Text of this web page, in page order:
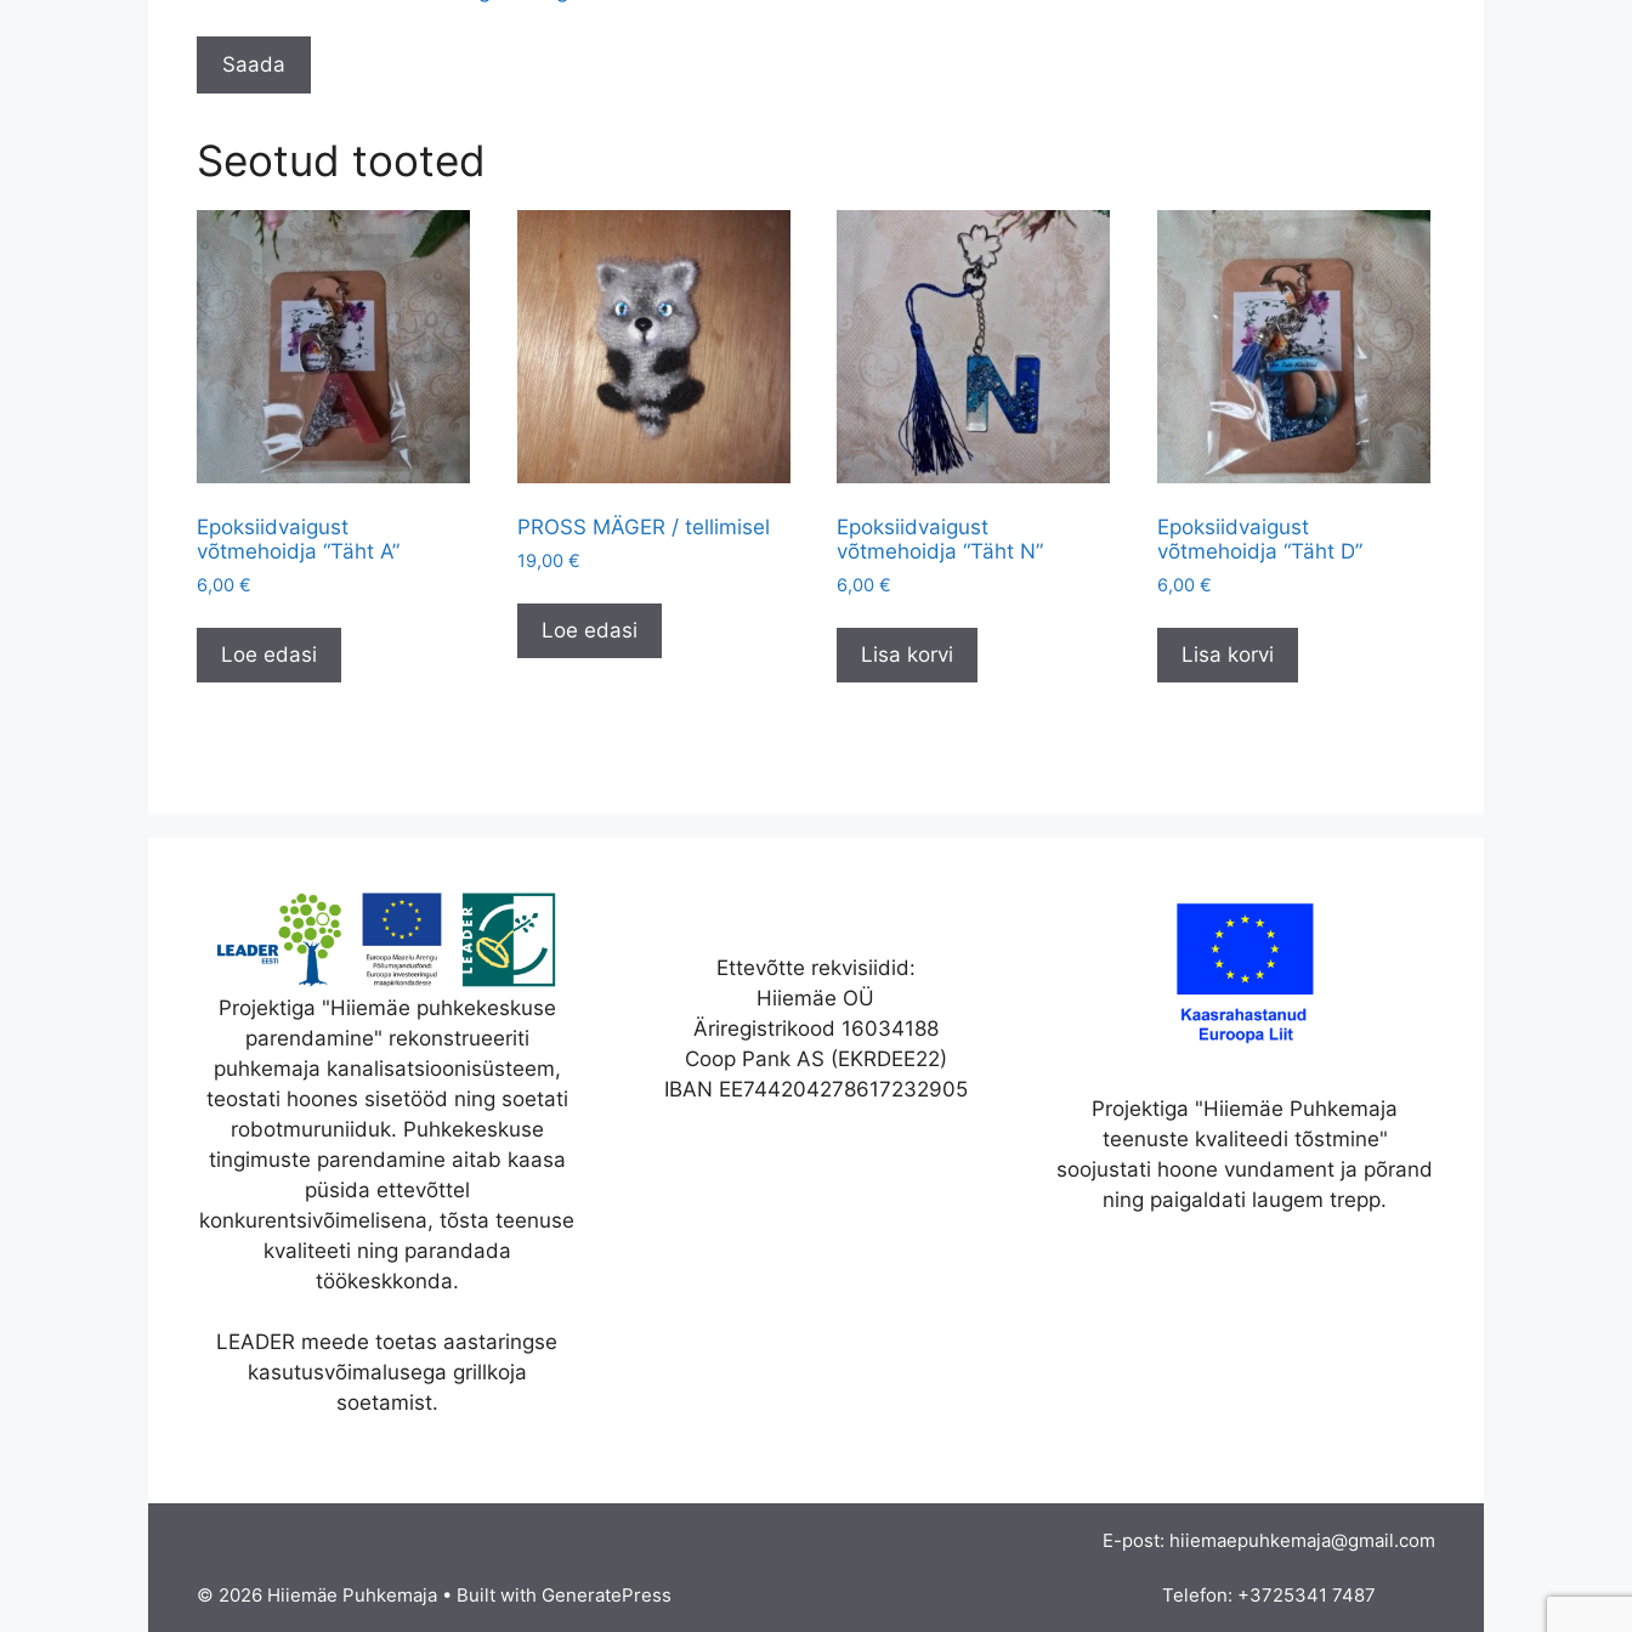
Seotud tooted
Epoksiidvaigust
võtmehoidja “Täht A”
6,00 €
Loe edasi
PROSS MÄGER / tellimisel
19,00 €
Loe edasi
Epoksiidvaigust
võtmehoidja “Täht N”
6,00€
Lisa korvi
Epoksiidvaigust
võtmehoidja “Täht D”
6,00 €
Lisa korvi
Projektiga "Hiiemäe puhkekeskuse
parendamine" rekonstrueeriti
puhkemaja kanalisatsioonisüsteem,
teostati hoones sisetööd ning soetati
robotmuruniiduk. Puhkekeskuse
tingimuste parendamine aitab kaasa
püsida ettevõttel
konkurentsivõimelisena, tõsta teenuse
kvaliteeti ning parandada
töökeskkonda.
LEADER meede toetas aastaringse
kasutusvõimalusega grillkoja
soetamist.
Ettevõtte rekvisiidid:
Hiiemäe OÜ
Äriregistrikood 16034188
Coop Pank AS (EKRDEE22)
IBAN EE744204278617232905
Projektiga "Hiiemäe Puhkemaja
teenuste kvaliteedi tõstmine"
soojustati hoone vundament ja põrand
ning paigaldati laugem trepp.
E-post: hiiemaepuhkemaja@gmail.com
Telefon: +3725341 7487
© 2026 Hiiemäe Puhkemaja • Built with GeneratePress